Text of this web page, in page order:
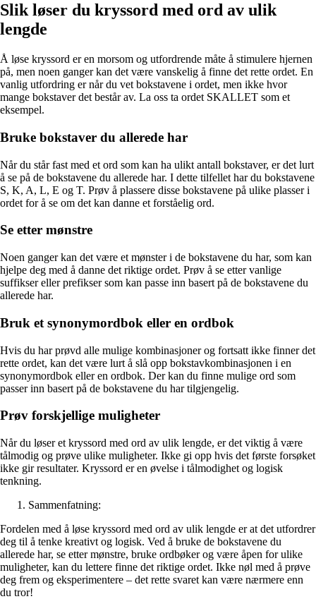
Slik løser du kryssord med ord av ulik
lengde
Å løse kryssord er en morsom og utfordrende måte å stimulere hjernen
på, men noen ganger kan det være vanskelig å finne det rette ordet. En
vanlig utfordring er når du vet bokstavene i ordet, men ikke hvor
mange bokstaver det består av. La oss ta ordet SKALLET som et
eksempel.
Bruke bokstaver du allerede har
Når du står fast med et ord som kan ha ulikt antall bokstaver, er det lurt
å se på de bokstavene du allerede har. I dette tilfellet har du bokstavene
S, K, A, L, E og T. Prøv å plassere disse bokstavene på ulike plasser i
ordet for å se om det kan danne et forståelig ord.
Se etter mønstre
Noen ganger kan det være et mønster i de bokstavene du har, som kan
hjelpe deg med å danne det riktige ordet. Prøv å se etter vanlige
suffikser eller prefikser som kan passe inn basert på de bokstavene du
allerede har.
Bruk et synonymordbok eller en ordbok
Hvis du har prøvd alle mulige kombinasjoner og fortsatt ikke finner det
rette ordet, kan det være lurt å slå opp bokstavkombinasjonen i en
synonymordbok eller en ordbok. Der kan du finne mulige ord som
passer inn basert på de bokstavene du har tilgjengelig.
Prøv forskjellige muligheter
Når du løser et kryssord med ord av ulik lengde, er det viktig å være
tålmodig og prøve ulike muligheter. Ikke gi opp hvis det første forsøket
ikke gir resultater. Kryssord er en øvelse i tålmodighet og logisk
tenkning.
Sammenfatning:
Fordelen med å løse kryssord med ord av ulik lengde er at det utfordrer
deg til å tenke kreativt og logisk. Ved å bruke de bokstavene du
allerede har, se etter mønstre, bruke ordbøker og være åpen for ulike
muligheter, kan du lettere finne det riktige ordet. Ikke nøl med å prøve
deg frem og eksperimentere – det rette svaret kan være nærmere enn
du tror!